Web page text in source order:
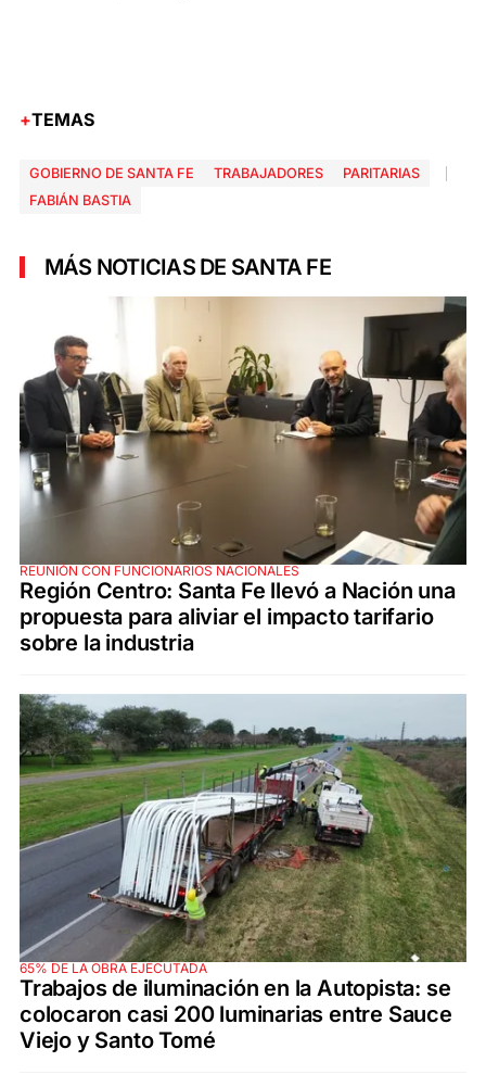
TEMAS
GOBIERNO DE SANTA FE TRABAJADORES
PARITARIAS
FABIÁN BASTIA
MÁS NOTICIAS DE SANTA FE
REUNIÓN CON FUNCIONARIOS NACIONALES
Región Centro: Santa Fe llevó a Nación una
propuesta para aliviar el impacto tarifario
sobre la industria
65% DE LA OBRA EJECUTADA
Trabajos de iluminación en la Autopista: se
colocaron casi 200 luminarias entre Sauce
Viejo y Santo Tomé